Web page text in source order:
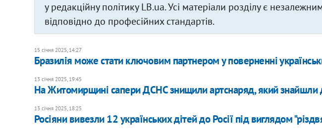
у редакційну політику LB.ua. Усі матеріали розділу є
відповідно до професійних стандартів.
15 січня 2025, 14:27
Бразилія може стати ключовим партнером у поверненні
13 січня 2025, 19:45
​На Житомирщині сапери ДСНС знищили артснаряд, який знайшли
13 січня 2025, 18:25
Росіяни вивезли 12 українських дітей до Росії під виглядом